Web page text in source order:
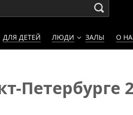
ДЛЯ ДЕТЕЙ ЛЮДИ ЗАЛЫ О
Петербурге